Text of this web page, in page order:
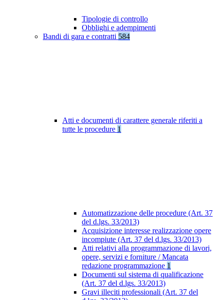
Tipologie di controllo
Obblighi e adempimenti
Bandi di gara e contratti 584
Atti e documenti di carattere generale riferiti a
tutte le procedure 1
Automatizzazione delle procedure (Art. 37
del d.lgs. 33/2013)
Acquisizione interesse realizzazione opere
incompiute (Art. 37 del d.lgs. 33/2013)
Atti relativi alla programmazione di lavori,
opere, servizi e forniture / Mancata
redazione programmazione 1
Documenti sul sistema di qualificazione
(Art. 37 del d.lgs. 33/2013)
Gravi illeciti professionali (Art. 37 del